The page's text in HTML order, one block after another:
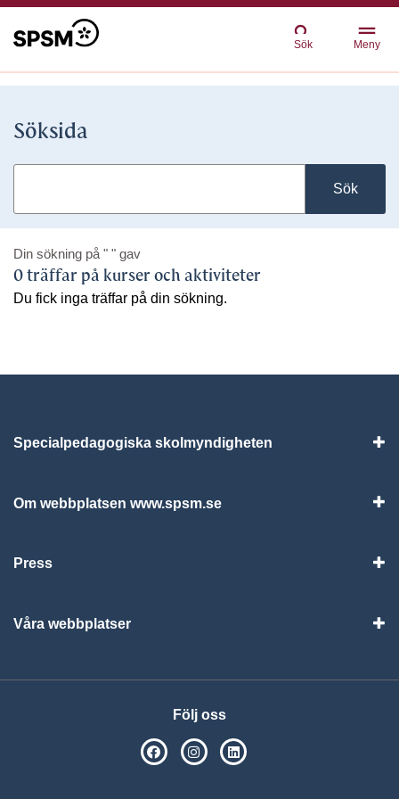
Sök Meny
Söksida
Sök
Din sökning på " " gav
0 träffar på kurser och aktiviteter
Du fick inga träffar på din sökning.
Specialpedagogiska skolmyndigheten
Om webbplatsen www.spsm.se
Press
Våra webbplatser
Följ oss
SPSM på Facebook
SPSM på Instagram